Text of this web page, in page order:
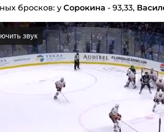
бросков: у Сорокина - 93,33,